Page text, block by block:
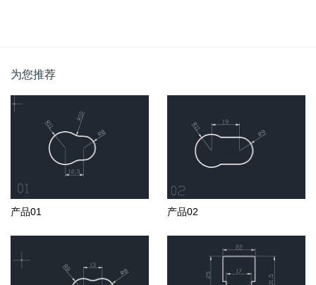
为您推荐
产品01 产品02